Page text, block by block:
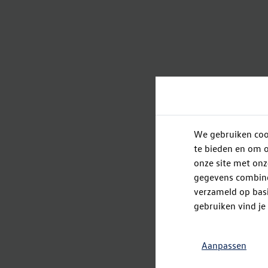
We gebruiken
te bieden en om
onze site met
gegevens
verzameld op
gebruiken vind je
Aanpassen